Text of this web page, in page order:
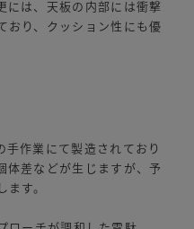
には、天板の内部には衝撃
おり、クッション性にも優
作業にて製造されており
体差などが生じますが、予
す。